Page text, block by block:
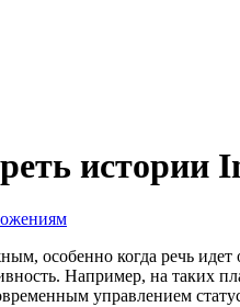
истории
особенно когда речь
Например, на таких
управлением